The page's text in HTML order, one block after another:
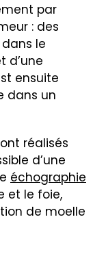
par
: des
le
d’une
ensuite
dans un
réalisés
d’une
échographie
et le foie,
de moelle